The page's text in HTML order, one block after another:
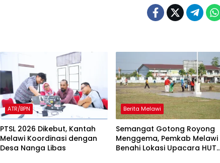
ATR/BPN
PTSL 2026 Dikebut, Kantah
Melawi Koordinasi dengan
Desa Nanga Libas
Berita Melawi
Semangat Gotong Royong
Menggema, Pemkab Melawi
Benahi Lokasi Upacara HUT